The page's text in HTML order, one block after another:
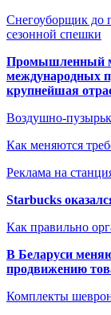
Снегоуборщик до
сезонной спешки
Промышленный
международных
крупнейшая
Воздушно-
Как меняются
Реклама на
Starbucks
Как правильно
В Беларуси
продвижению
Комплекты